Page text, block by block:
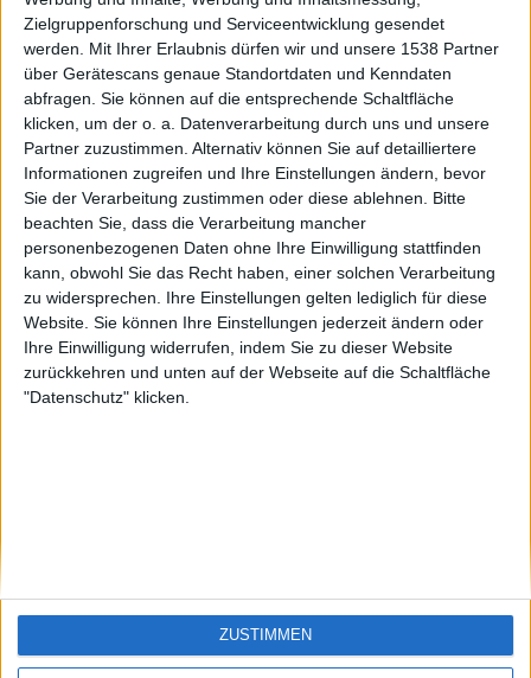
Zielgruppenforschung und Serviceentwicklung gesendet
werden. Mit Ihrer Erlaubnis dürfen wir und unsere 1538 Partner
über Gerätescans genaue Standortdaten und Kenndaten
abfragen. Sie können auf die entsprechende Schaltfläche
klicken, um der o. a. Datenverarbeitung durch uns und unsere
Partner zuzustimmen. Alternativ können Sie auf detailliertere
Informationen zugreifen und Ihre Einstellungen ändern, bevor
Sie der Verarbeitung zustimmen oder diese ablehnen. Bitte
beachten Sie, dass die Verarbeitung mancher
personenbezogenen Daten ohne Ihre Einwilligung stattfinden
kann, obwohl Sie das Recht haben, einer solchen Verarbeitung
zu widersprechen. Ihre Einstellungen gelten lediglich für diese
Website. Sie können Ihre Einstellungen jederzeit ändern oder
Ihre Einwilligung widerrufen, indem Sie zu dieser Website
zurückkehren und unten auf der Webseite auf die Schaltfläche
"Datenschutz" klicken.
ZUSTIMMEN
KXM aus der
Oberpfalz
EnzRRh eek
Si vous êtes francophone, vous devriez allerici
🇺🇸 We noticed you’re visiting
from an English-speaking
country
Join our American version now and be
among the firsts to submit your score
on our leaderboards!
Let's visit GeoHeroes.com!